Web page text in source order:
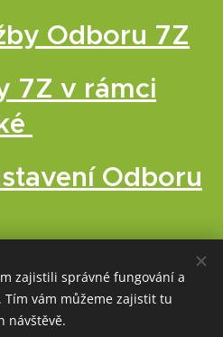
Odboru 7Z
7Z v rámci
Odboru
zajistili správné fungování a
vám můžeme zajistit tu
návštěvě.